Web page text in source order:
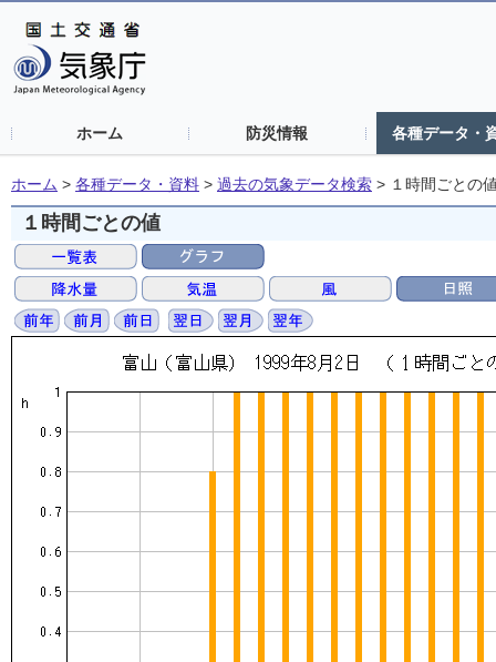
ホーム 防災情報 各種データ・
ホーム > 各種データ・資料 > 過去の気象データ検索 > １時間ごとの
１時間ごとの値